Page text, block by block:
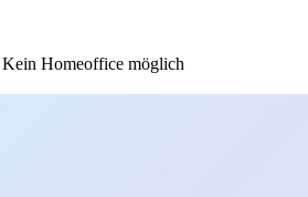
Kein Homeoffice möglich